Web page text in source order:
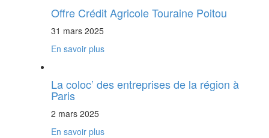
Offre Crédit Agricole Touraine Poitou
31 mars 2025
En savoir plus
La coloc’ des entreprises de la région à
Paris
2 mars 2025
En savoir plus